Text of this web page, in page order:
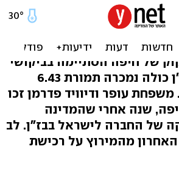
עופר-פדרמן רכשו 46% מבז"ן
של חיפה הסתיימה בביקושי
יתר של 23%. בז"ן כולה נמכרה תמורת 6.43
עופר ודיוויד פדרמן זכו
שנה אחרי שהמדינה
של החברה לישראל בבז"ן. לב
מהמירוץ על רכישת